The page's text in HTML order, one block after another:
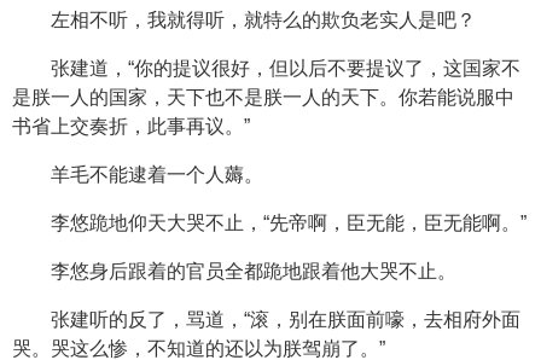
左相不听，我就得听，就特么的欺负老实人是吧？
张建道，“你的提议很好，但以后不要提议了，这国家不
是朕一人的国家，天下也不是朕一人的天下。你若能说服中
书省上交奏折，此事再议。”
羊毛不能逮着一个人薅。
李悠跪地仰天大哭不止，“先帝啊，臣无能，臣无能啊。”
李悠身后跟着的官员全都跪地跟着他大哭不止。
张建听的反了，骂道，“滚，别在朕面前嚎，去相府外面
哭。哭这么惨，不知道的还以为朕驾崩了。”